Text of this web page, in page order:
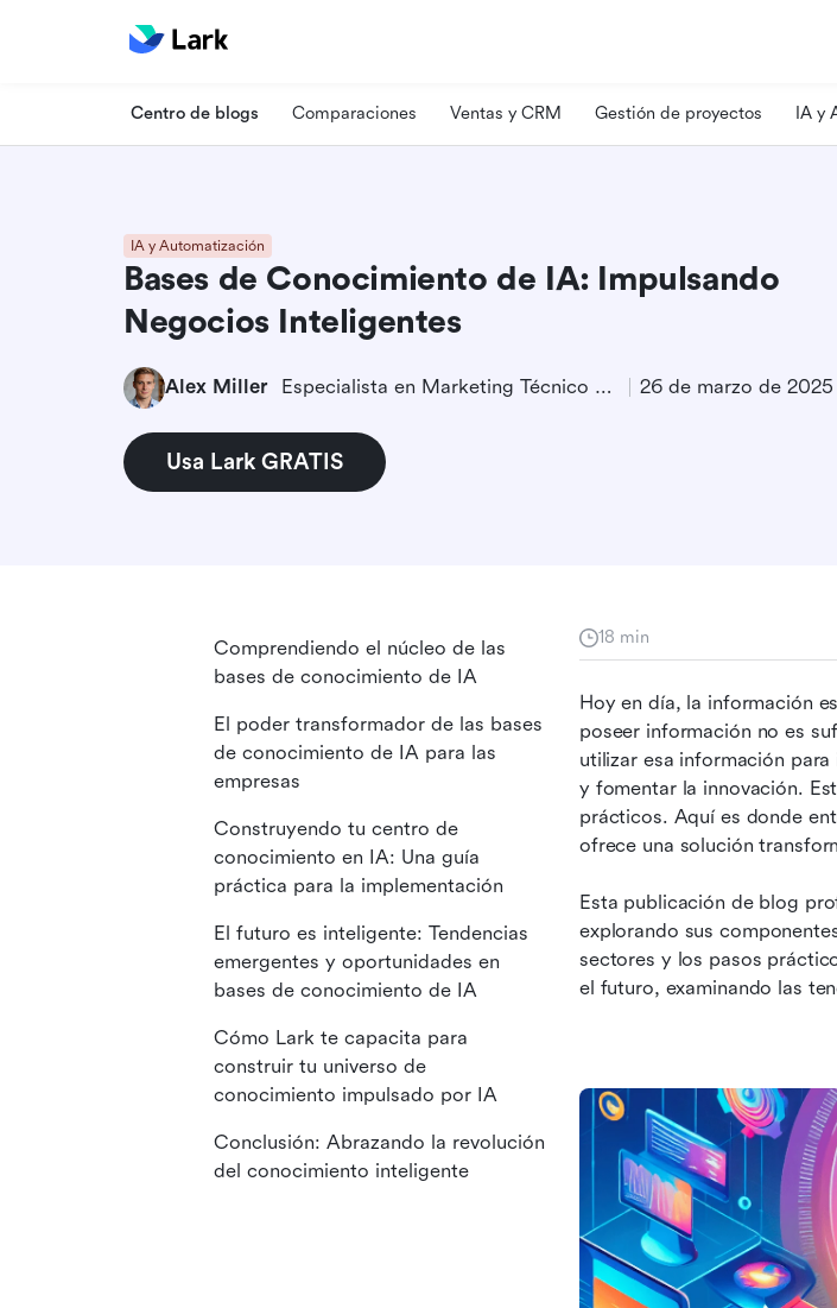
Centro de blogs Comparaciones Ventas y CRM Gestión de proyectos IA y
IA y Automatización
Bases de Conocimiento de IA: Impulsando
Negocios Inteligentes
Alex Miller Especialista en Marketing Técnico de Producto 26 de marzo de 2025
Usa Lark GRATIS
18 min
Hoy en día, la información
poseer información no es
utilizar esa información
y fomentar la innovación.
prácticos. Aquí es donde
ofrece una solución
Esta publicación de blog
explorando sus
sectores y los pasos
el futuro, examinando las
Comprendiendo el núcleo de las
bases de conocimiento de IA
El poder transformador de las bases
de conocimiento de IA para las
empresas
Construyendo tu centro de
conocimiento en IA: Una guía
práctica para la implementación
El futuro es inteligente: Tendencias
emergentes y oportunidades en
bases de conocimiento de IA
Cómo Lark te capacita para
construir tu universo de
conocimiento impulsado por IA
Conclusión: Abrazando la revolución
del conocimiento inteligente